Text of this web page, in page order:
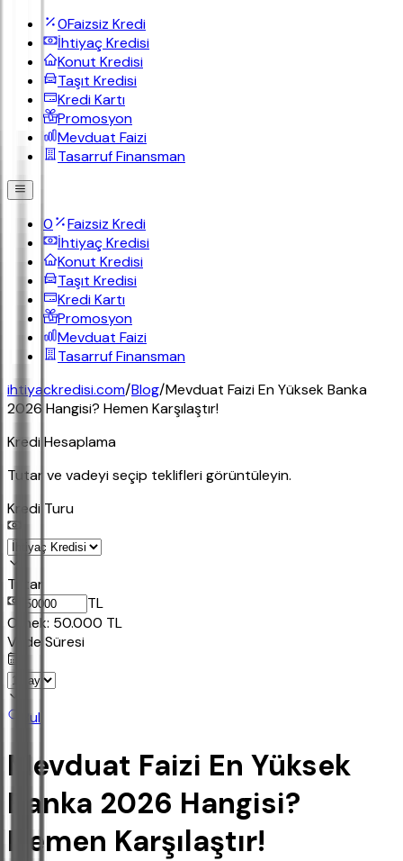
0Faizsiz Kredi
İhtiyaç Kredisi
Konut Kredisi
Taşıt Kredisi
Kredi Kartı
Promosyon
Mevduat Faizi
Tasarruf Finansman
0
Faizsiz Kredi
İhtiyaç Kredisi
Konut Kredisi
Taşıt Kredisi
Kredi Kartı
Promosyon
Mevduat Faizi
Tasarruf Finansman
ihtiyackredisi.com/Blog/Mevduat Faizi En Yüksek Banka
2026 Hangisi? Hemen Karşılaştır!
Kredi Hesaplama
Tutar ve vadeyi seçip teklifleri görüntüleyin.
Kredi Turu
Tutar
TL
Ornek: 50.000 TL
Vade Süresi
Bul
Mevduat Faizi En Yüksek
Banka 2026 Hangisi?
Hemen Karşılaştır!